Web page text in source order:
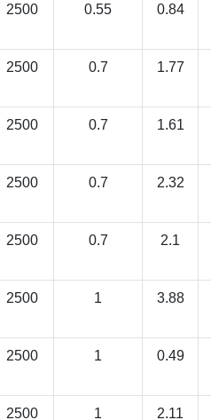
2500 0.55 0.84
2500 0.7 1.77
2500 0.7 1.61
2500 0.7 2.32
2500 0.7 2.1
2500 1 3.88
2500 1 0.49
2500 1 2.11